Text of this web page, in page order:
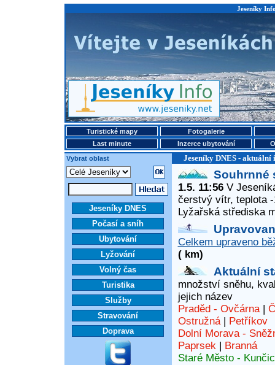
Jeseníky
Turistické mapy
Fotogalerie
Last minute
Inzerce ubytování
Vybrat oblast
Jeseníky DNES - aktuální
Jeseníky DNES
Počasí a sníh
Ubytování
Lyžování
Volný čas
Turistika
Služby
Stravování
Doprava
Souhrnné
1.5. 11:56V
čerstvý vítr, teplota
Lyžařská střediska
Celkem upraveno
( km)
Aktuální
množství sněhu,
jejich název
Praděd - Ovčárna|
Ostružná| Petříkov
Dolní Morava -
Paprsek| Branná
Staré Město -